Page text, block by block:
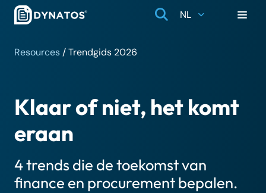
NL
Resources /Trendgids 2026
Klaar of niet, het komt
eraan
4 trends die de toekomst van
finance en procurement bepalen.